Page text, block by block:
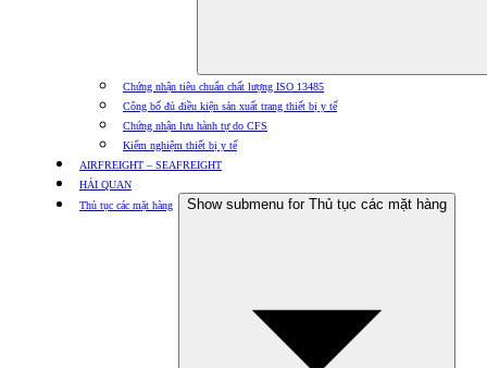
Chứng nhận tiêu chuẩn chất lượng ISO 13485
Công bố đủ điều kiện sản xuất trang thiết bị y tế
Chứng nhận lưu hành tự do CFS
Kiểm nghiệm thiết bị y tế
AIRFREIGHT – SEAFREIGHT
HẢI QUAN
Thủ tục các mặt hàng
Show submenu for Thủ tục các mặt hàng